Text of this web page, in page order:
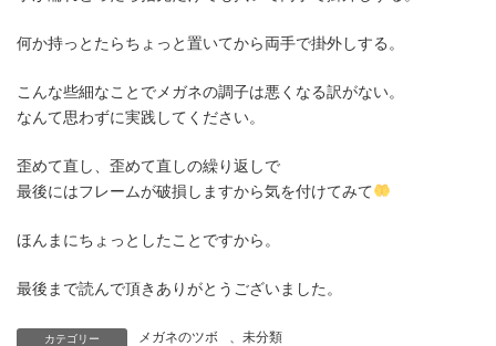
何か持っとたらちょっと置いてから両手で掛外しする。
こんな些細なことでメガネの調子は悪くなる訳がない。
なんて思わずに実践してください。
歪めて直し、歪めて直しの繰り返しで
最後にはフレームが破損しますから気を付けてみて
ほんまにちょっとしたことですから。
最後まで読んで頂きありがとうございました。
カテゴリー メガネのツボ 未分類